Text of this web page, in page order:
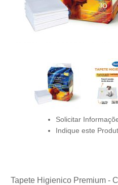
Solicitar
Indique este
Tapete Higienico Premium -